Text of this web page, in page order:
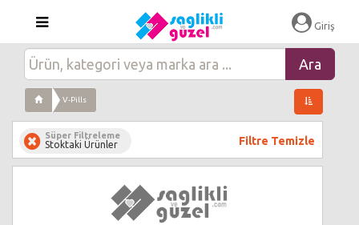
Giriş
V-Pills
Süper Filtreleme
Stoktaki Ürünler Filtre Temizle